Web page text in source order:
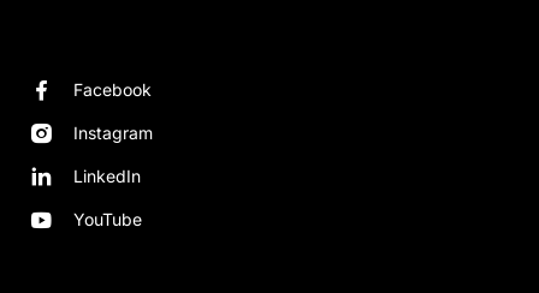
Facebook
Instagram
LinkedIn
YouTube